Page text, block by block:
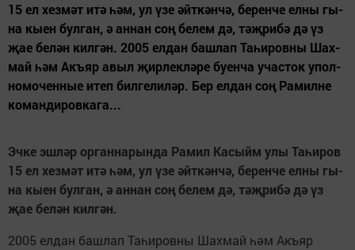
15 ел хез­мәт итә һәм, ул үзе әйт­кән­чә, бе­рен­че ел­ны гы­
на кы­ен бул­ган, ә ан­нан соң бе­лем дә, тәҗ­ри­бә дә үз
җае бе­лән кил­гән. 2005 ел­дан баш­лап Та­һи­ров­ны Шах­
май һәм Акъ­яр авыл җир­лек­лә­ре бу­ен­ча учас­ток упол­
но­мо­чен­ные итеп бил­ге­ли­ләр. Бер ел­дан соң Ра­мил­не
ко­ман­ди­ров­ка­га...
Эч­ке эш­ләр ор­ган­на­рын­да Ра­мил Ка­сыйм улы Та­һи­ров
15 ел хез­мәт итә һәм, ул үзе әйт­кән­чә, бе­рен­че ел­ны гы­
на кы­ен бул­ган, әан­нан соң бе­лем дә, тәҗ­ри­бәдәүз
җае бе­лән кил­гән.
2005 ел­дан баш­лап Та­һи­ров­ны Шах­май һәм Акъ­яр